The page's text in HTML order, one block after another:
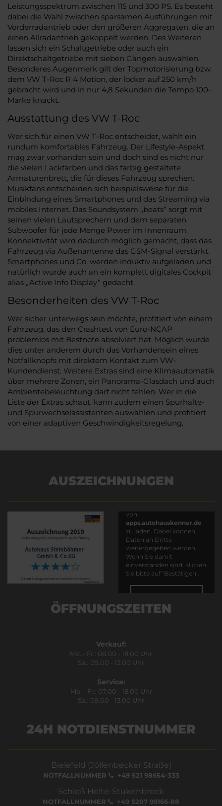
Leistungsspektrum zwischen 115 und 300 PS. Es besteht
dabei die Wahl zwischen sparsamen Ausführungen mit
Vorderradantrieb oder den größeren Aggregaten, die an
einen Allradantrieb gekoppelt werden. Des Weiteren
lassen sich ein Schaltgetriebe oder auch ein
Direktschaltgetriebe mit sieben Gängen auswählen.
Besonderes Augenmerk gilt der Topmotorisierung bzw.
dem VW T-Roc R 4 Motion, der locker auf 250 km/h
gebracht wird und in nur 4,8 Sekunden die Tempo 100-
Marke knackt.
Ausstattung des VW T-Roc
Wer sich für einen VW T-Roc entscheidet, wählt ein
rundum komfortables Fahrzeug. Der Lifestyle-Aspekt
mag zwar vorhanden sein und doch sind es nicht nur
die vielen Lackfarben und das farbig gestaltete
Armaturenbrett, die für dieses Fahrzeug sprechen.
Musikfans entscheiden sich beispielsweise für die
Einbindung eines Smartphones und das Streaming via
mobiles Internet. Das Soundsystem „beats“ sorgt mit
seinen vielen Lautsprechern und dem separaten
Subwoofer für jede Menge Power im Innenraum.
Konnektivität wird dadurch möglich gemacht, dass das
Fahrzeug via Außenantenne das GSM-Signal verstärkt.
Smartphones und Co. werden induktiv aufgeladen und
natürlich wurde auch an ein komplett digitales Cockpit
alias „Active Info Display“ gedacht.
Besonderheiten des VW T-Roc
Wer sicher unterwegs sein möchte, profitiert von einem
Fahrzeug, das den Crashtest von Euro-NCAP
problemlos mit Bestnote absolviert hat. Möglich wurde
dies unter anderem durch das Vorhandensein eines
Notfallknopfs mit direktem Kontakt zum VW-
Kundendienst. Weitere Extras sind eine Klimaautomatik
über mehrere Zonen, ein Panorama-Glasdach und auch
Ambientebeleuchtung darf nicht fehlen. Wer in die
Liste der Extras schaut, kann zudem einen Spurhalte-
und Spurwechselassistenten auswählen und profitiert
von einer adaptiven Geschwindigkeitsregelung.
AUSZEICHNUNGEN
von
apps.autohauskenner.de
zu laden. Dabei können
Daten an Dritte
weitergegeben werden.
Wenn Sie damit
einverstanden sind, klicken
Sie bitte auf "Bestätigen".
ÖFFNUNGSZEITEN
Verkauf:
Mo. - Fr.: 08.00 - 18.00 Uhr
Sa.: 09.00 - 13.00 Uhr
Service:
Mo. - Fr.: 07.00 - 18.00 Uhr
Sa.: 09.00 - 13.00 Uhr
24H NOTDIENSTNUMMER
Bielefeld (Jöllenbecker Straße)
NOTFALLNUMMER +49 521 98654-333
Schloß Holte-Stukenbrock
NOTFALLNUMMER +49 5207 99166-88